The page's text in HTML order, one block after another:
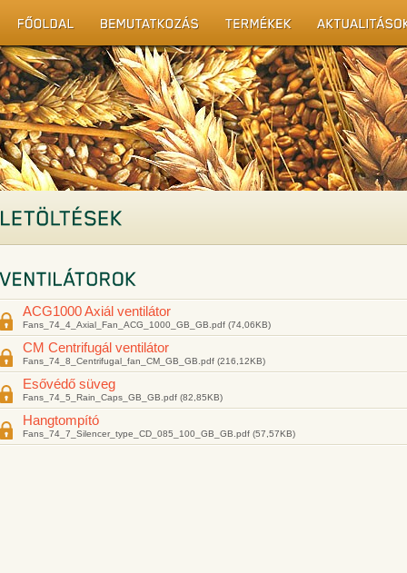
ACG1000 Axiál ventilátor
Fans_74_4_Axial_Fan_ACG_1000_GB_GB.pdf (74,06KB)
CM Centrifugál ventilátor
Fans_74_8_Centrifugal_fan_CM_GB_GB.pdf (216,12KB)
Esővédő süveg
Fans_74_5_Rain_Caps_GB_GB.pdf (82,85KB)
Hangtompító
Fans_74_7_Silencer_type_CD_085_100_GB_GB.pdf (57,57KB)